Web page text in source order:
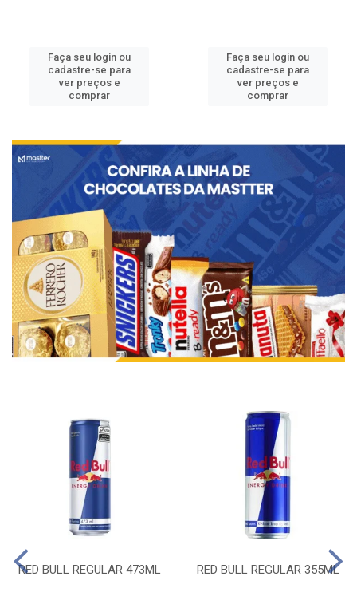
Faça seu login ou
cadastre-se para
ver preços e
comprar
Faça seu login ou
cadastre-se para
ver preços e
comprar
RED BULL REGULAR 473ML RED BULL REGULAR 355ML